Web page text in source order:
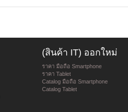
(สินค้า IT) ออกใหม่
ราคา มือถือ Smartphone
ราคา Tablet
Catalog มือถือ Smartphone
Catalog Tablet